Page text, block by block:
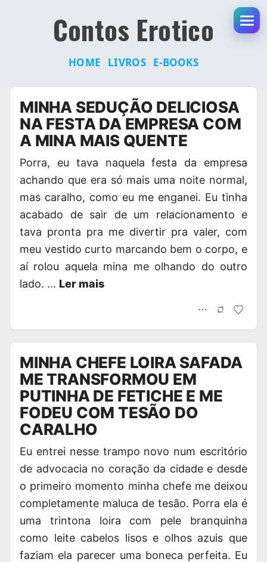
Contos Erotico
HOME LIVROS E-BOOKS
Pular
conteúdo
MINHA SEDUÇÃO DELICIOSA
NA FESTA DA EMPRESA COM
A MINA MAIS QUENTE
Porra, eu tava naquela festa da empresa
achando que era só mais uma noite normal,
mas caralho, como eu me enganei. Eu tinha
acabado de sair de um relacionamento e
tava pronta pra me divertir pra valer, com
meu vestido curto marcando bem o corpo, e
aí rolou aquela mina me olhando do outro
lado. … Ler mais
MINHA CHEFE LOIRA SAFADA
ME TRANSFORMOU EM
PUTINHA DE FETICHE E ME
FODEU COM TESÃO DO
CARALHO
Eu entrei nesse trampo novo num escritório
de advocacia no coração da cidade e desde
o primeiro momento minha chefe me deixou
completamente maluca de tesão. Porra ela é
uma trintona loira com pele branquinha
como leite cabelos lisos e olhos azuis que
faziam ela parecer uma boneca perfeita. Eu